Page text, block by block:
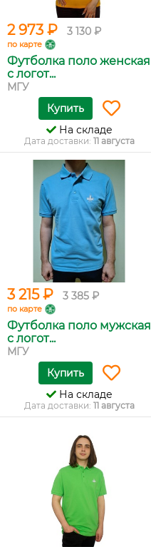
2 973 ₽ 3 130 ₽
по карте
Футболка поло женская
с логот...
МГУ
Купить
На складе
Дата доставки: 11 августа
3 215 ₽ 3 385 ₽
по карте
Футболка поло мужская
с логот...
МГУ
Купить
На складе
Дата доставки: 11 августа